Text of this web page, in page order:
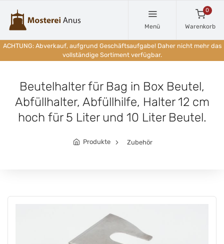
Menü
0
Warenkorb
ACHTUNG: Abverkauf, aufgrund Geschäftsaufgabe! Daher nicht mehr das
vollständige Sortiment verfügbar.
Beutelhalter für Bag in Box Beutel,
Abfüllhalter, Abfüllhilfe, Halter 12 cm
hoch für 5 Liter und 10 Liter Beutel.
Produkte Zubehör